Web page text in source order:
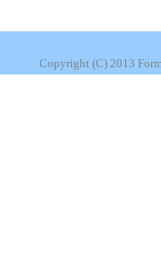
Copyright (C) 2013